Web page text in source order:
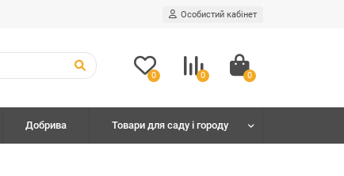
Особистий кабінет
0 0 0
Добрива Товари для саду і городу